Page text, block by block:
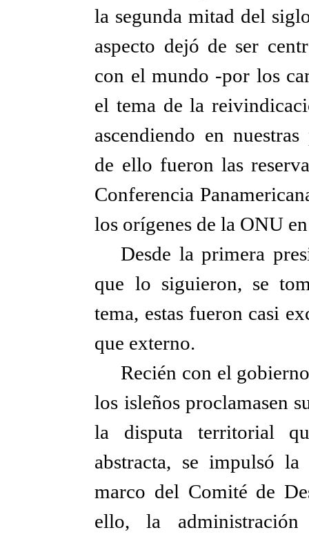
la segunda mitad del
aspecto dejó de ser
con el mundo -por los
el tema de la
ascendiendo en
de ello fueron las
Conferencia
los orígenes de la ONU
Desde la primera
que lo siguieron, se
tema, estas fueron casi
que externo.
Recién con el
los isleños proclamasen
la disputa territorial
abstracta, se impulsó
marco del Comité de
ello, la